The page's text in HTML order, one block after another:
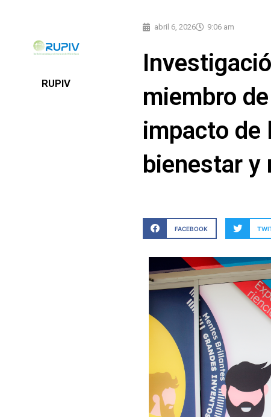
RUPIV
abril 6, 2026 9:06 am
miembro
impacto de
bienestar y
FACEBOOK